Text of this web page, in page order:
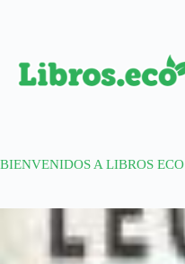
BIENVENIDOS A LIBROS ECO